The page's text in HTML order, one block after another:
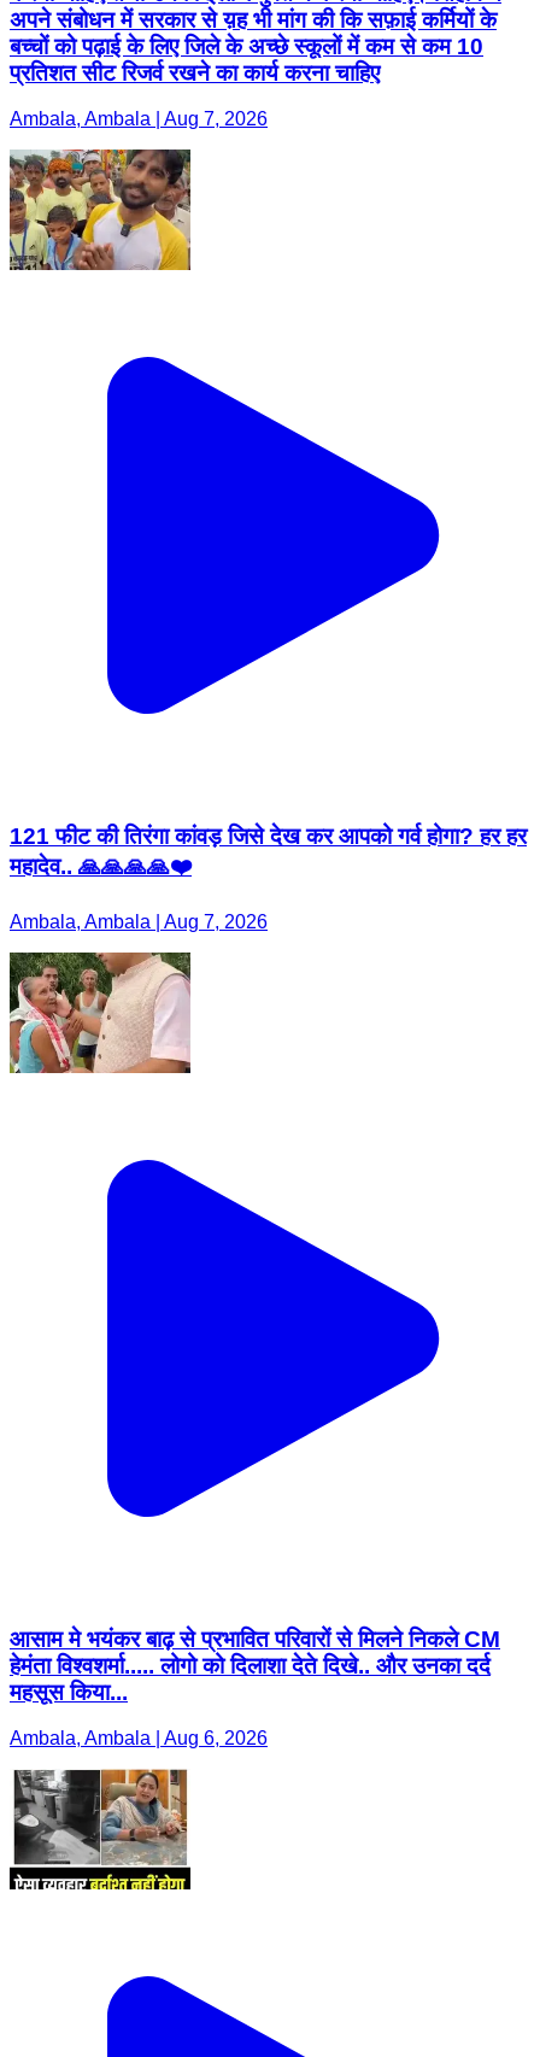
अपने संबोधन में सरकार से य़ह भी मांग की कि सफ़ाई कर्मियों के
बच्चों को पढ़ाई के लिए जिले के अच्छे स्कूलों में कम से कम 10
प्रतिशत सीट रिजर्व रखने का कार्य करना चाहिए
Ambala, Ambala | Aug 7, 2026
121 फीट की तिरंगा कांवड़ जिसे देख कर आपको गर्व होगा? हर हर
महादेव.. 🙏🙏🙏🙏❤️
Ambala, Ambala | Aug 7, 2026
आसाम मे भयंकर बाढ़ से प्रभावित परिवारों से मिलने निकले CM
हेमंता विश्वशर्मा..... लोगो को दिलाशा देते दिखे.. और उनका दर्द
महसूस किया...
Ambala, Ambala | Aug 6, 2026